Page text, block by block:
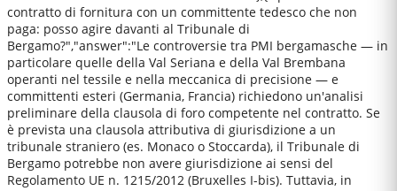
contratto di fornitura con un committente tedesco che non
paga: posso agire davanti al Tribunale di
Bergamo?","answer":"Le controversie tra PMI bergamasche — in
particolare quelle della Val Seriana e della Val Brembana
operanti nel tessile e nella meccanica di precisione — e
committenti esteri (Germania, Francia) richiedono un'analisi
preliminare della clausola di foro competente nel contratto. Se
è prevista una clausola attributiva di giurisdizione a un
tribunale straniero (es. Monaco o Stoccarda), il Tribunale di
Bergamo potrebbe non avere giurisdizione ai sensi del
Regolamento UE n. 1215/2012 (Bruxelles I-bis). Tuttavia, in